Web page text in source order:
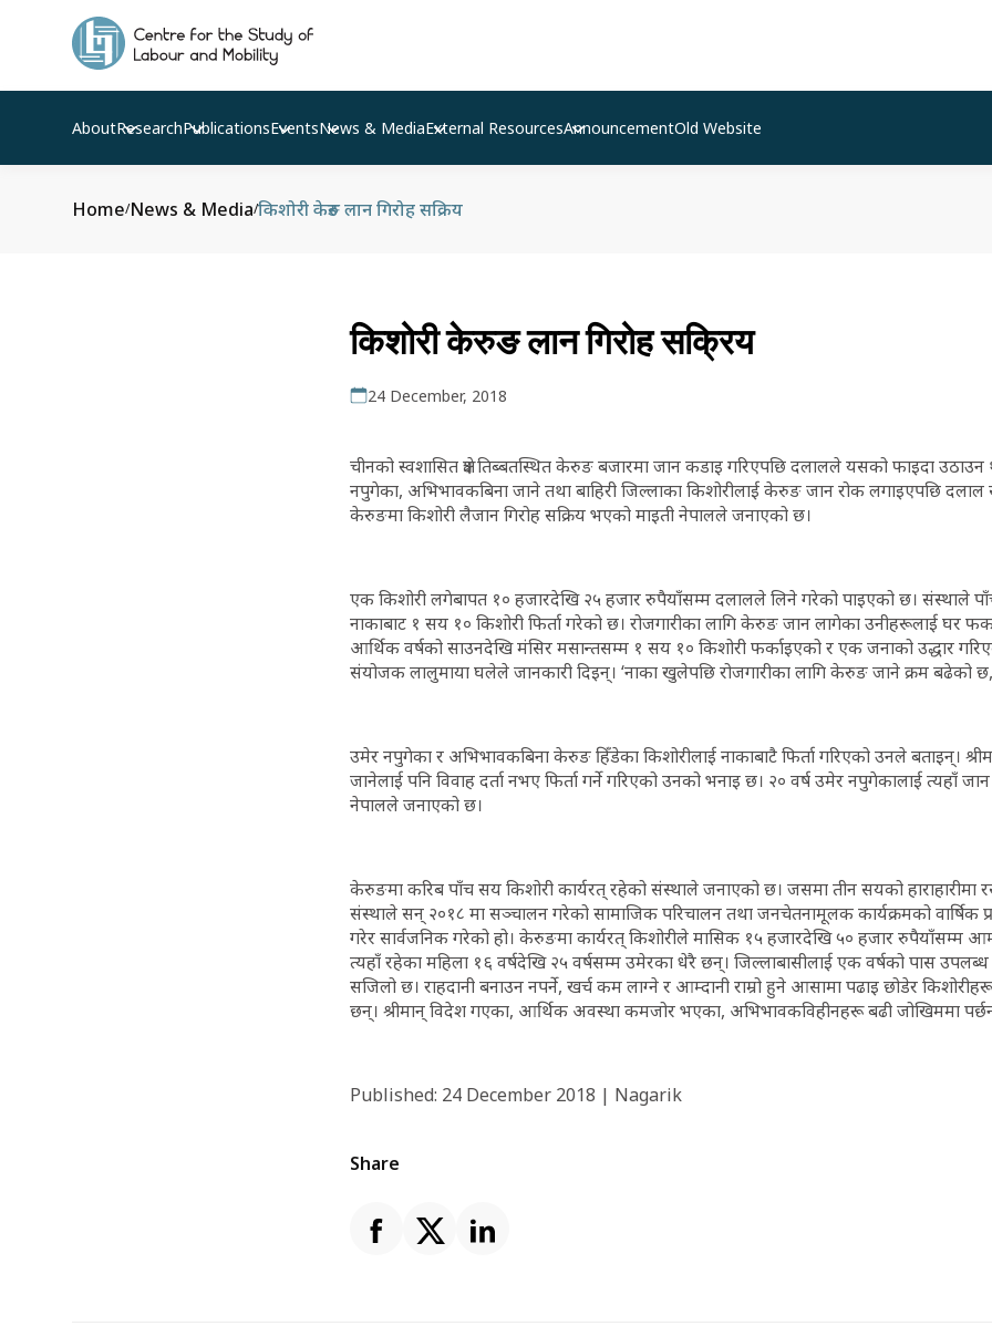
AboutResearchPublicationsEventsNews & MediaExternal ResourcesAnnouncementOld Website
Home/News & Media/किशोरी केरुङ लान गिरोह सक्रिय
किशोरी केरुङ लान गिरोह सक्रिय
24 December, 2018
चीनको स्वशासित क्षेत्र तिब्बतस्थित केरुङ बजारमा जान कडाइ गरिएपछि दलालले यसको फाइदा
नपुगेका, अभिभावकबिना जाने तथा बाहिरी जिल्लाका किशोरीलाई केरुङ जान रोक लगाइएपछि
केरुङमा किशोरी लैजान गिरोह सक्रिय भएको माइती नेपालले जनाएको छ।
एक किशोरी लगेबापत १० हजारदेखि २५ हजार रुपैयाँसम्म दलालले लिने गरेको पाइएको छ। संस्थाले
नाकाबाट १ सय १० किशोरी फिर्ता गरेको छ। रोजगारीका लागि केरुङ जान लागेका उनीहरूलाई घर
आर्थिक वर्षको साउनदेखि मंसिर मसान्तसम्म १ सय १० किशोरी फर्काइएको र एक जनाको उद्धार
संयोजक लालुमाया घलेले जानकारी दिइन्। ‘नाका खुलेपछि रोजगारीका लागि केरुङ जाने क्रम बढेको
उमेर नपुगेका र अभिभावकबिना केरुङ हिँडेका किशोरीलाई नाकाबाटै फिर्ता गरिएको उनले बताइन्।
जानेलाई पनि विवाह दर्ता नभए फिर्ता गर्ने गरिएको उनको भनाइ छ। २० वर्ष उमेर नपुगेकालाई त्यहाँ
नेपालले जनाएको छ।
केरुङमा करिब पाँच सय किशोरी कार्यरत् रहेको संस्थाले जनाएको छ। जसमा तीन सयको हाराहारीमा
संस्थाले सन् २०१८ मा सञ्चालन गरेको सामाजिक परिचालन तथा जनचेतनामूलक कार्यक्रमको वार्षिक
गरेर सार्वजनिक गरेको हो। केरुङमा कार्यरत् किशोरीले मासिक १५ हजारदेखि ५० हजार रुपैयाँसम्म
त्यहाँ रहेका महिला १६ वर्षदेखि २५ वर्षसम्म उमेरका धेरै छन्। जिल्लाबासीलाई एक वर्षको पास उपलब्ध
सजिलो छ। राहदानी बनाउन नपर्ने, खर्च कम लाग्ने र आम्दानी राम्रो हुने आसामा पढाइ छोडेर
छन्। श्रीमान् विदेश गएका, आर्थिक अवस्था कमजोर भएका, अभिभावकविहीनहरू बढी जोखिममा
Published: 24 December 2018 | Nagarik
Share